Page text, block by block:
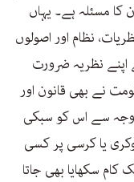
کا مسئلہ ہے۔ یہاں
نظام اور اصولوں
نظریہ ضرورت
نے بھی قانون اور
وجہ سے اس کو سبکی
یا کرسی پر کسی
سکھایا بھی جاتا